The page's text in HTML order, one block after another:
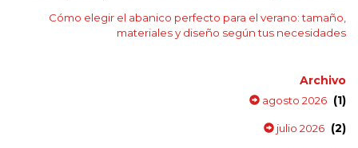
Cómo elegir el abanico perfecto para el verano: tamaño,
materiales y diseño según tus necesidades
Archivo
agosto 2026 (1)
julio 2026 (2)